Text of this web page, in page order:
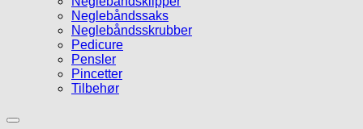
Neglebåndssaks
Neglebåndsskrubber
Pedicure
Pensler
Pincetter
Tilbehør